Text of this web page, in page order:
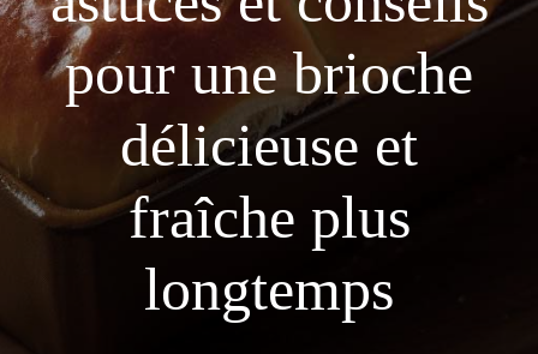
pour une brioche
délicieuse et
fraîche plus
longtemps